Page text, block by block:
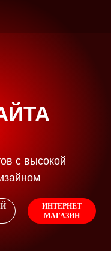
с высокой
ИНТЕРНЕТ
МАГАЗИН